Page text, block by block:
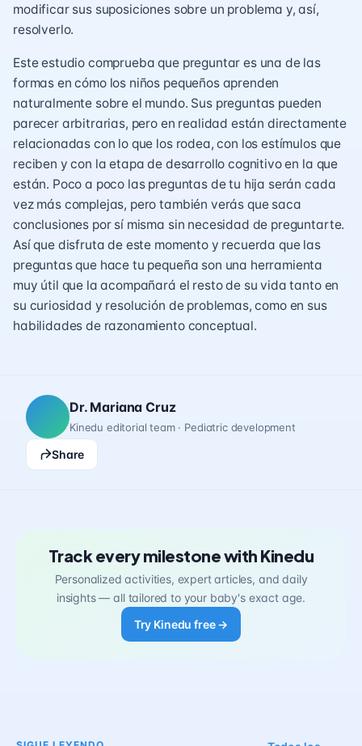
modificar sus suposiciones sobre un problema y, así,
resolverlo.
Este estudio comprueba que preguntar es una de las
formas en cómo los niños pequeños aprenden
naturalmente sobre el mundo. Sus preguntas pueden
parecer arbitrarias, pero en realidad están directamente
relacionadas con lo que los rodea, con los estímulos que
reciben y con la etapa de desarrollo cognitivo en la que
están. Poco a poco las preguntas de tu hija serán cada
vez más complejas, pero también verás que saca
conclusiones por sí misma sin necesidad de preguntarte.
Así que disfruta de este momento y recuerda que las
preguntas que hace tu pequeña son una herramienta
muy útil que la acompañará el resto de su vida tanto en
su curiosidad y resolución de problemas, como en sus
habilidades de razonamiento conceptual.
Dr. Mariana Cruz
Kinedu editorial team · Pediatric development
Share
Track every milestone with Kinedu
Personalized activities, expert articles, and daily
insights — all tailored to your baby's exact age.
Try Kinedu free →